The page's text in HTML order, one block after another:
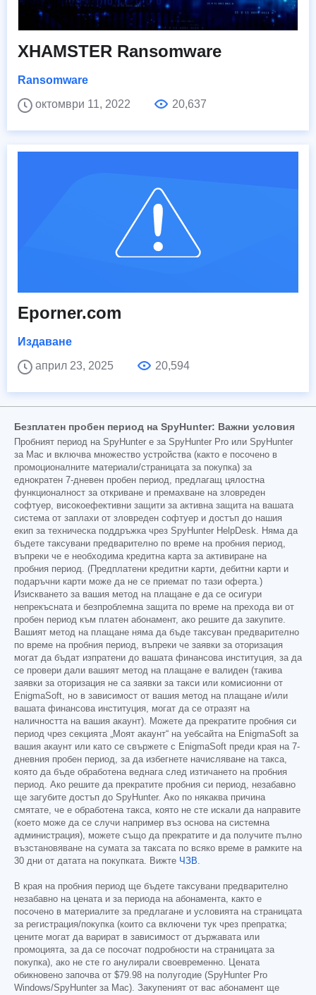
XHAMSTER Ransomware
Ransomware
октомври 11, 2022
20,637
Eporner.com
Издаване
април 23, 2025
20,594
Безплатен пробен период на SpyHunter: Важни условия
Пробният период на SpyHunter е за SpyHunter Pro или SpyHunter
за Mac и включва множество устройства (както е посочено в
промоционалните материали/страницата за покупка) за
еднократен 7-дневен пробен период, предлагащ цялостна
функционалност за откриване и премахване на зловреден
софтуер, високоефективни защити за активна защита на вашата
система от заплахи от зловреден софтуер и достъп до нашия
екип за техническа поддръжка чрез SpyHunter HelpDesk. Няма да
бъдете таксувани предварително по време на пробния период,
въпреки че е необходима кредитна карта за активиране на
пробния период. (Предплатени кредитни карти, дебитни карти и
подаръчни карти може да не се приемат по тази оферта.)
Изискването за вашия метод на плащане е да се осигури
непрекъсната и безпроблемна защита по време на прехода ви от
пробен период към платен абонамент, ако решите да закупите.
Вашият метод на плащане няма да бъде таксуван предварително
по време на пробния период, въпреки че заявки за оторизация
могат да бъдат изпратени до вашата финансова институция, за да
се провери дали вашият метод на плащане е валиден (такива
заявки за оторизация не са заявки за такси или комисионни от
EnigmaSoft, но в зависимост от вашия метод на плащане и/или
вашата финансова институция, могат да се отразят на
наличността на вашия акаунт). Можете да прекратите пробния си
период чрез секцията „Моят акаунт“ на уебсайта на EnigmaSoft за
вашия акаунт или като се свържете с EnigmaSoft преди края на 7-
дневния пробен период, за да избегнете начисляване на такса,
която да бъде обработена веднага след изтичането на пробния
период. Ако решите да прекратите пробния си период, незабавно
ще загубите достъп до SpyHunter. Ако по някаква причина
смятате, че е обработена такса, която не сте искали да направите
(което може да се случи например въз основа на системна
администрация), можете също да прекратите и да получите пълно
възстановяване на сумата за таксата по всяко време в рамките на
30 дни от датата на покупката. Вижте ЧЗВ.
В края на пробния период ще бъдете таксувани предварително
незабавно на цената и за периода на абонамента, както е
посочено в материалите за предлагане и условията на страницата
за регистрация/покупка (които са включени тук чрез препратка;
цените могат да варират в зависимост от държавата или
промоцията, за да се посочат подробности на страницата за
покупка), ако не сте го анулирали своевременно. Цената
обикновено започва от $79.98 на полугодие (SpyHunter Pro
Windows/SpyHunter за Mac). Закупеният от вас абонамент ще